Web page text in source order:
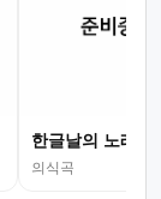
한글날의 노래
의식곡